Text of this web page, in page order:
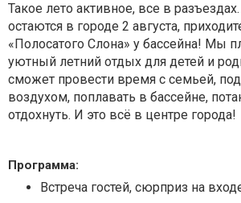
Такое лето активное, все в
остаются в городе 2 августа,
«Полосатого Слона» у бассейна! Мы
уютный летний отдых для детей и
сможет провести время с семьей,
воздухом, поплавать в бассейне,
отдохнуть. И это всё в центре города!
Программа:
Встреча гостей, сюрприз на